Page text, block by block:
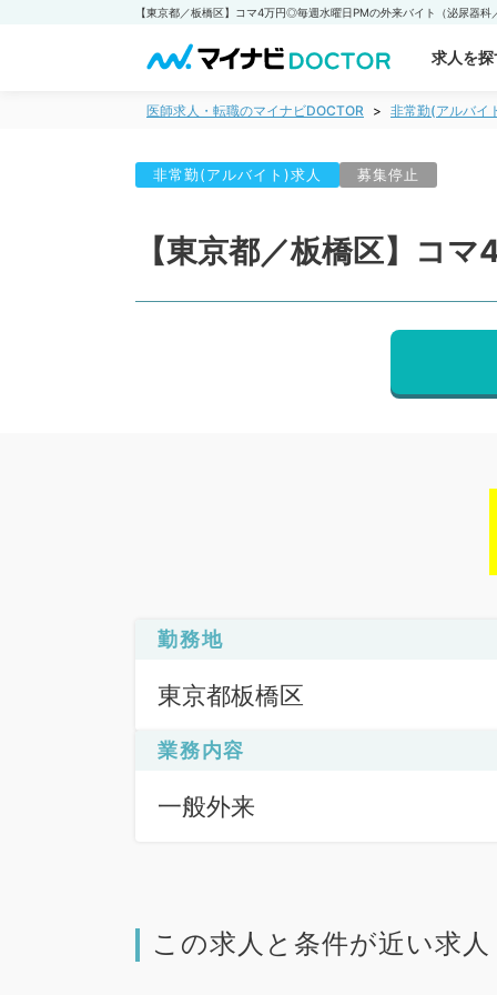
求人を探
医師求人・転職のマイナビDOCTOR 非常勤(アルバイ
非常勤(アルバイト)求人 募集停止
【東京都／板橋区】コ
勤務地
東京都板橋区
業務内容
一般外来
この求人と条件が近い求人